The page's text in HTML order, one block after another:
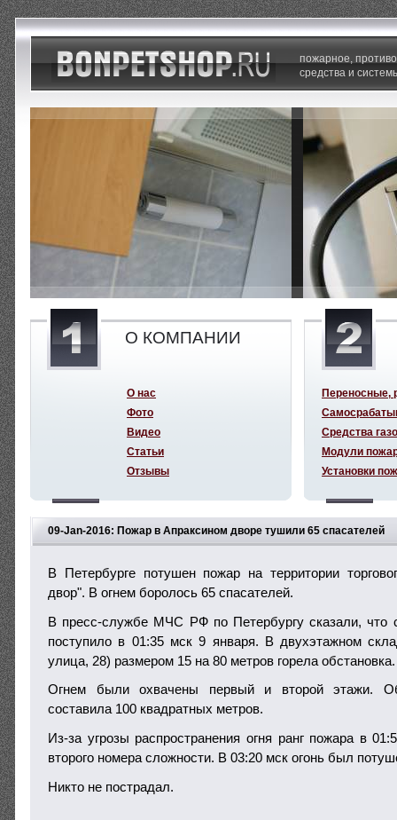
09-Jan-2016: Пожар в Апраксином дворе тушили 65 спасателей
В Петербурге потушен пожар на территории
двор". В огнем боролось 65 спасателей.
В пресс-службе МЧС РФ по Петербургу сказали, что
поступило в 01:35 мск 9 января. В двухэтажном
улица, 28) размером 15 на 80 метров горела обстановка.
Огнем были охвачены первый и второй этажи.
составила 100 квадратных метров.
Из-за угрозы распространения огня ранг пожара в
второго номера сложности. В 03:20 мск огонь был
Никто не пострадал.
пожарное,
средства и
О КОМПАНИИ
О нас
Фото
Видео
Статьи
Отзывы
Переносные,
Средства
Модули
Установки